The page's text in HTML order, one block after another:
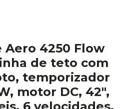
Aero 4250 Flow
de teto com
temporizador
motor DC, 42",
6 velocidades,